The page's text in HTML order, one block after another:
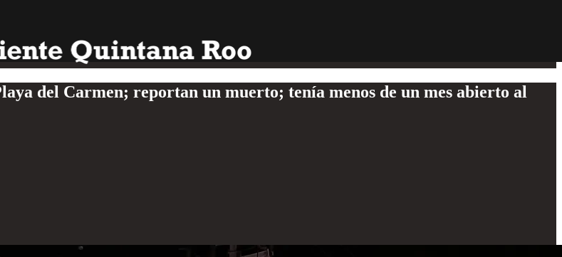
del Carmen; reportan un muerto; tenía menos de un mes abierto al